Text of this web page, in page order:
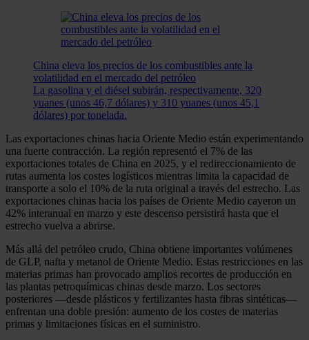
China eleva los precios de los combustibles ante la
volatilidad en el mercado del petróleo
La gasolina y el diésel subirán, respectivamente, 320
yuanes (unos 46,7 dólares) y 310 yuanes (unos 45,1
dólares) por tonelada.
Las exportaciones chinas hacia Oriente Medio están experimentando
una fuerte contracción. La región representó el 7% de las
exportaciones totales de China en 2025, y el redireccionamiento de
rutas aumenta los costes logísticos mientras limita la capacidad de
transporte a solo el 10% de la ruta original a través del estrecho. Las
exportaciones chinas hacia los países de Oriente Medio cayeron un
42% interanual en marzo y este descenso persistirá hasta que el
estrecho vuelva a abrirse.
Más allá del petróleo crudo, China obtiene importantes volúmenes
de GLP, nafta y metanol de Oriente Medio. Estas restricciones en las
materias primas han provocado amplios recortes de producción en
las plantas petroquímicas chinas desde marzo. Los sectores
posteriores —desde plásticos y fertilizantes hasta fibras sintéticas—
enfrentan una doble presión: aumento de los costes de materias
primas y limitaciones físicas en el suministro.